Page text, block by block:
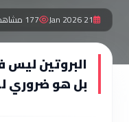
21 Jan 2026 177 مشاهدة
البروتين ليس
بل هو ضروري